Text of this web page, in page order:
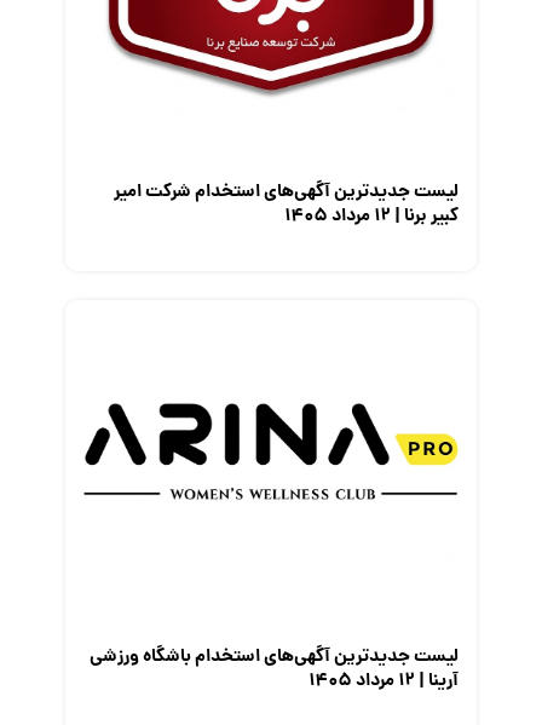
معرفی متخصصان منابع انسانی
لیست جدیدترین آگهی‌های استخدام شرکت امیر
کبیر برنا | ۱۲ مرداد ۱۴۰۵
لیست جدیدترین آگهی‌های استخدام باشگاه ورزشی
آرینا | ۱۲ مرداد ۱۴۰۵